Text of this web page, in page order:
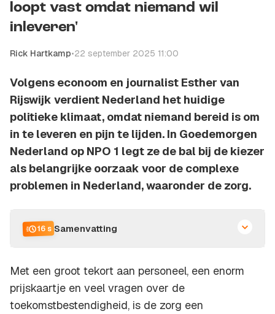
loopt vast omdat niemand wil
inleveren'
Rick Hartkamp•22 september 2025 11:00
Volgens econoom en journalist Esther van
Rijswijk verdient Nederland het huidige
politieke klimaat, omdat niemand bereid is om
in te leveren en pijn te lijden. In Goedemorgen
Nederland op NPO 1 legt ze de bal bij de kiezer
als belangrijke oorzaak voor de complexe
problemen in Nederland, waaronder de zorg.
16 s Samenvatting
Met een groot tekort aan personeel, een enorm
prijskaartje en veel vragen over de
toekomstbestendigheid, is de zorg een